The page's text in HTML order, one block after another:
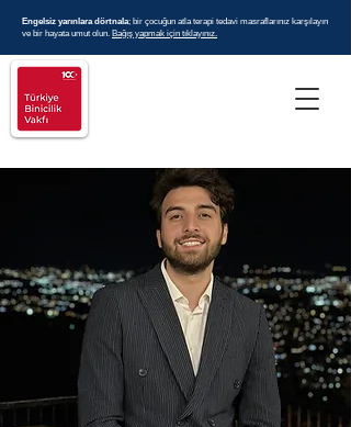
Engelsiz yarınlara dörtnala; bir çocuğun atla terapi tedavi masraflarınız karşılayın
ve bir hayata umut olun. Bağış yapmak için tıklayınız.